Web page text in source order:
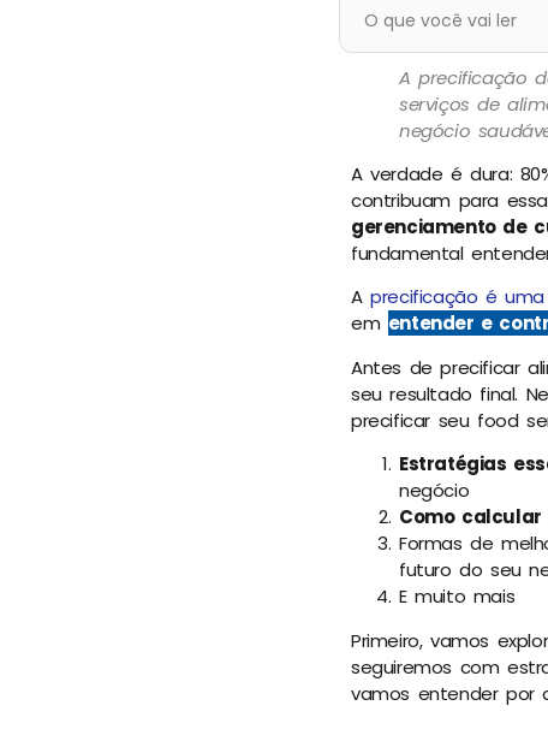
O que você vai ler
A precificação
serviços de
negócio
A verdade é dura:
contribuam para
gerenciamento de
fundamental
Aprecificação é
em entender e
Antes de precificar
seu resultado final.
precificar seu food
Estratégias
negócio
Como
Formas de
futuro do seu
E muito mais
Primeiro, vamos
seguiremos com
vamos entender por